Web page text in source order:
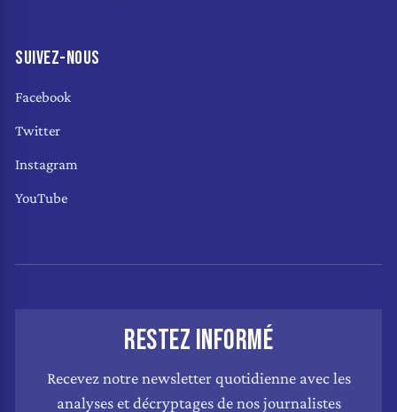
SUIVEZ-NOUS
Facebook
Twitter
Instagram
YouTube
RESTEZ INFORMÉ
Recevez notre newsletter quotidienne avec les
analyses et décryptages de nos journalistes